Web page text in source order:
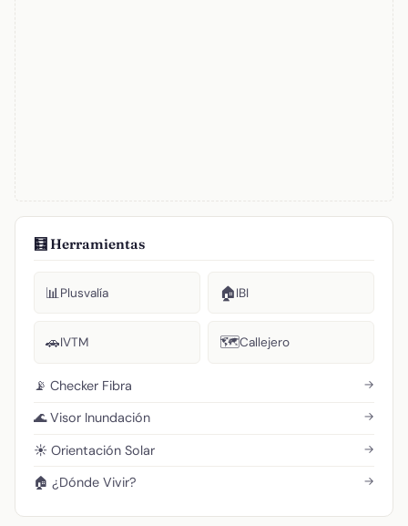
🧮 Herramientas
📊Plusvalía 🏠IBI
🚗IVTM 🗺️Callejero
📡 Checker Fibra →
🌊 Visor Inundación →
☀️ Orientación Solar →
🏠 ¿Dónde Vivir? →